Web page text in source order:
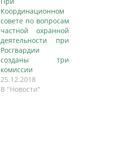
Координационном
совете по вопросам
частной охранной
деятельности при
Росгвардии
созданы три
комиссии
25.12.2018
В "Новости"